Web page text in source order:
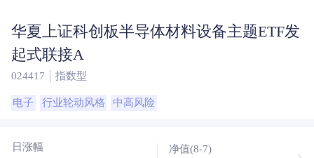
华夏上证科创板半导体材料设备主题ETF发
起式联接A
024417 指数型
电子 行业轮动风格 中高风险
日涨幅 净值(8-7)